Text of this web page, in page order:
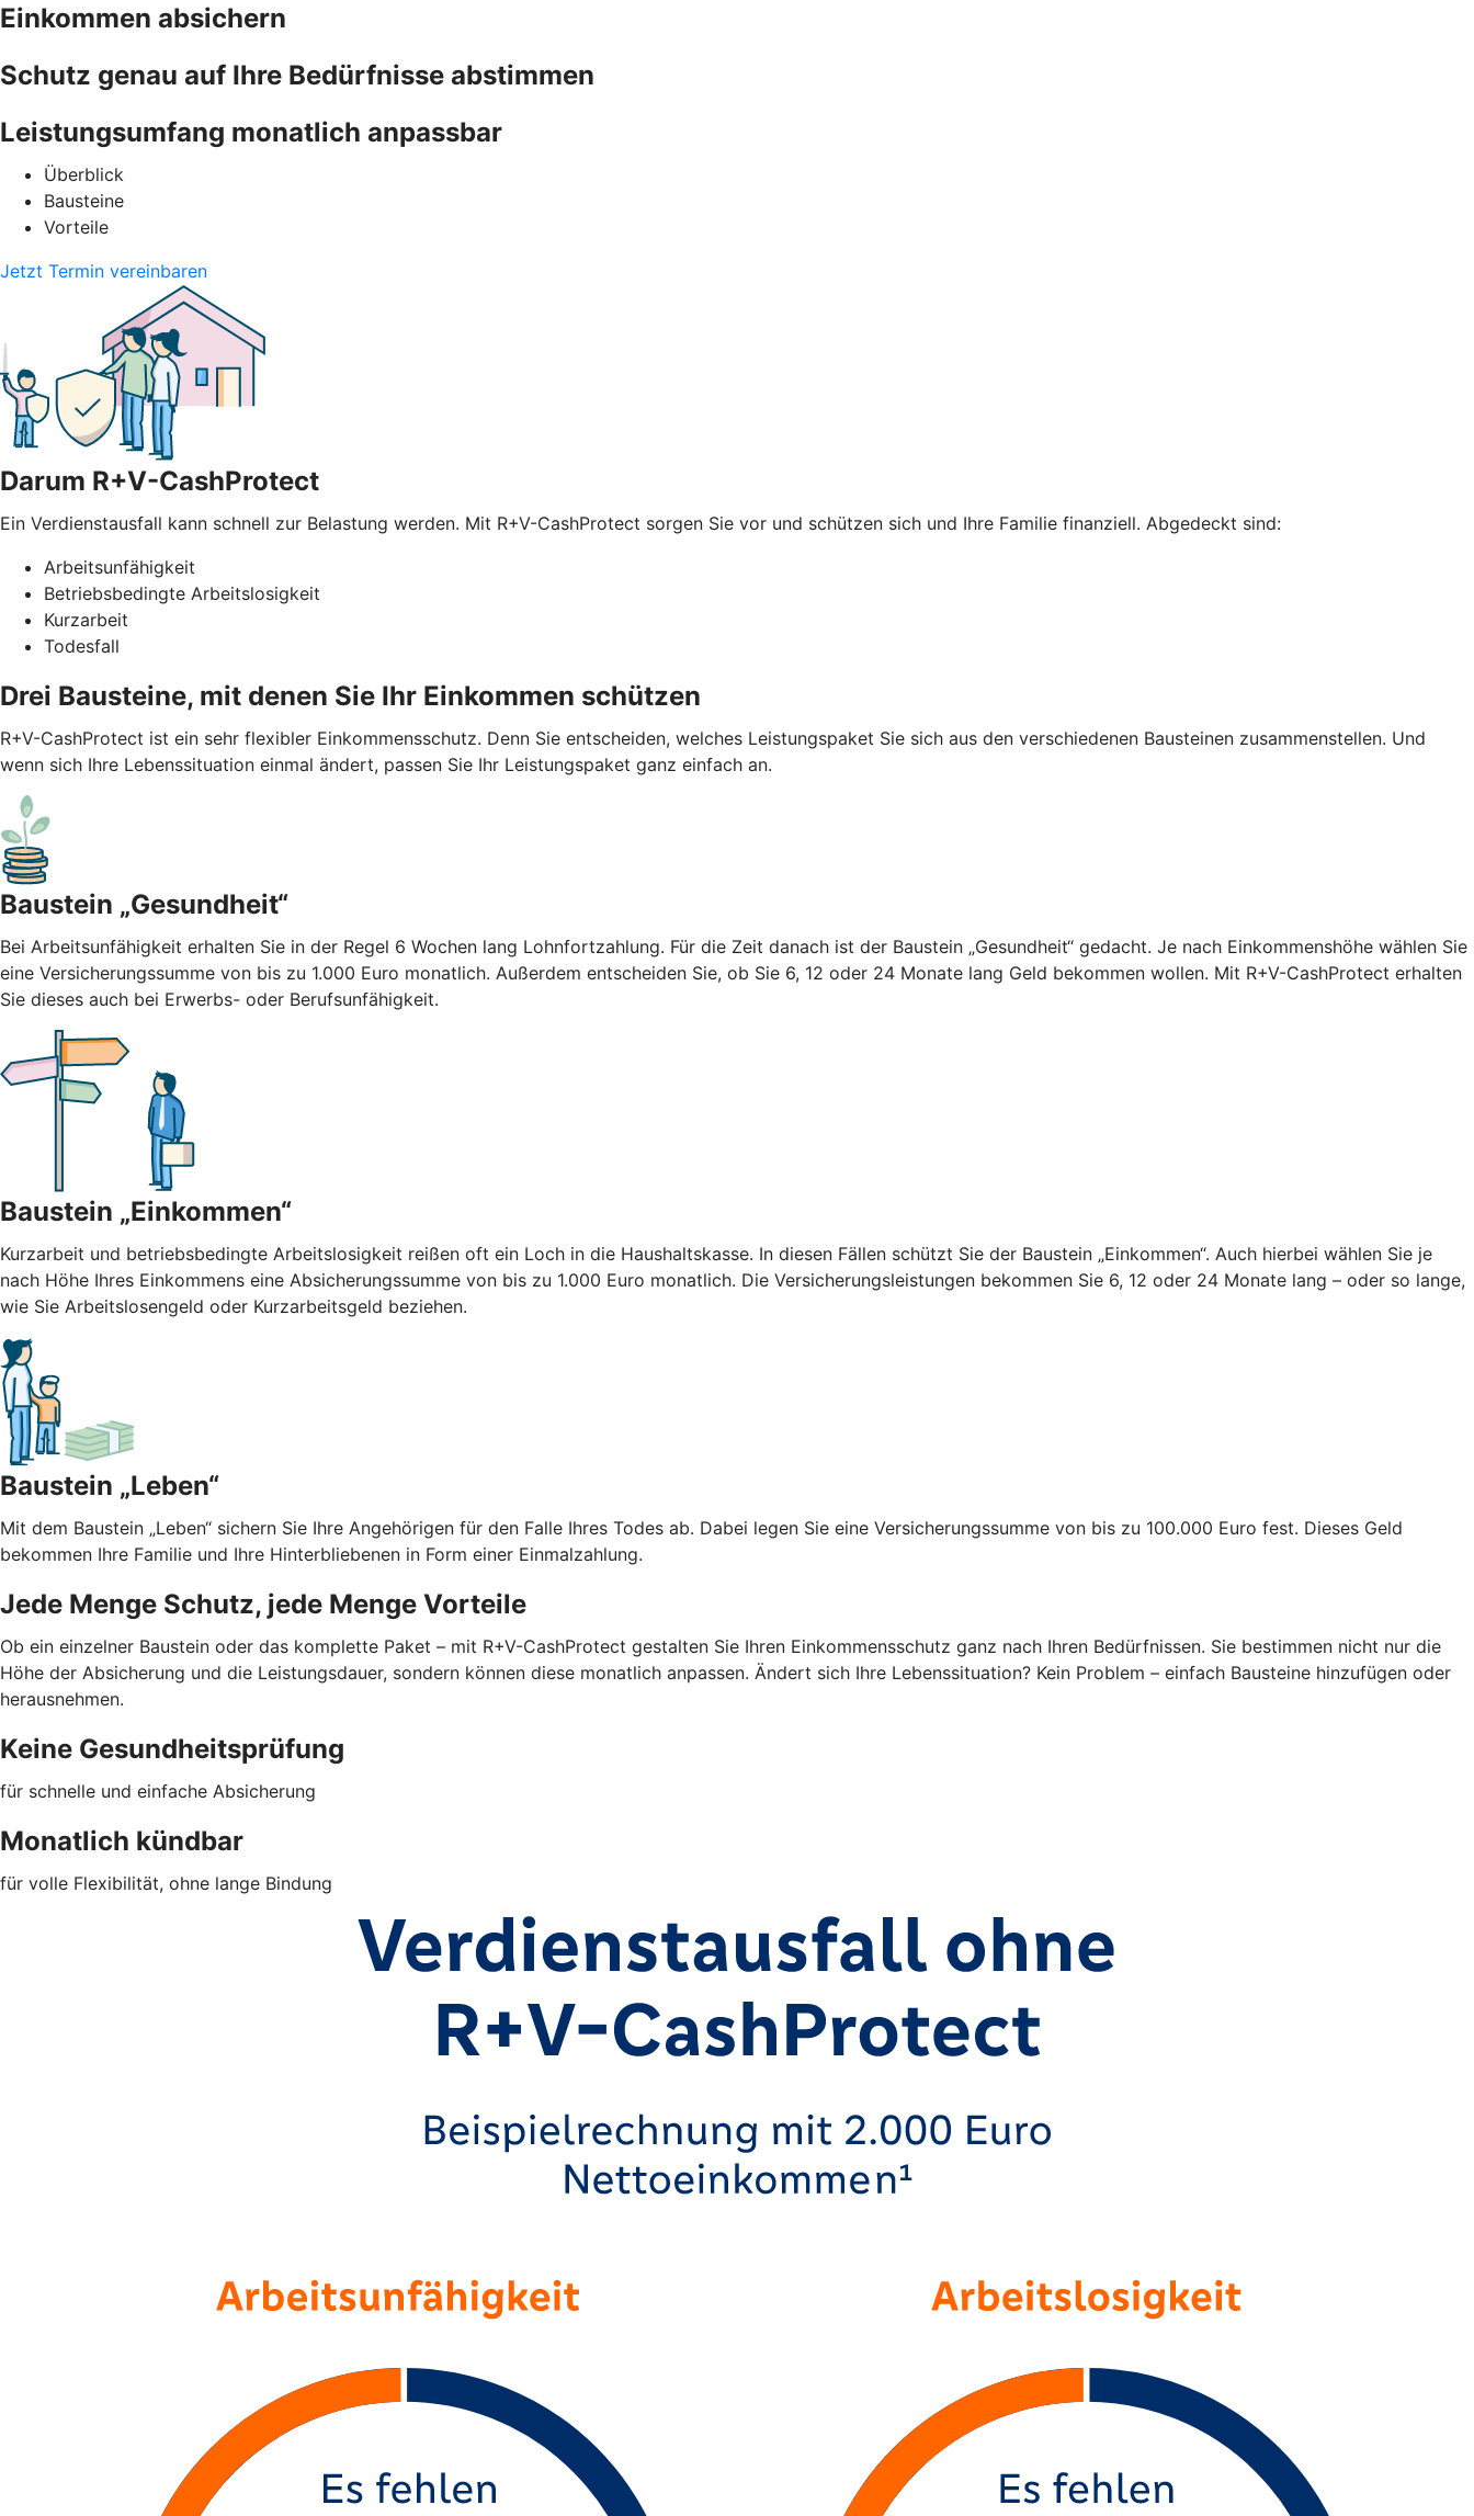
Einkommen absichern
Schutz genau auf Ihre Bedürfnisse abstimmen
Leistungsumfang monatlich anpassbar
Überblick
Bausteine
Vorteile
Jetzt Termin vereinbaren
Darum R+V-CashProtect
Ein Verdienstausfall kann schnell zur Belastung werden. Mit R+V-CashProtect sorgen Sie vor und schützen sich und Ihre Familie finanziell. Abgedeckt sind:
Arbeitsunfähigkeit
Betriebsbedingte Arbeitslosigkeit
Kurzarbeit
Todesfall
Drei Bausteine, mit denen Sie Ihr Einkommen schützen
R+V-CashProtect ist ein sehr flexibler Einkommensschutz. Denn Sie entscheiden, welches Leistungspaket Sie sich aus den verschiedenen Bausteinen zusammenstellen. Und
wenn sich Ihre Lebenssituation einmal ändert, passen Sie Ihr Leistungspaket ganz einfach an.
Baustein „Gesundheit“
Bei Arbeitsunfähigkeit erhalten Sie in der Regel 6 Wochen lang Lohnfortzahlung. Für die Zeit danach ist der Baustein „Gesundheit“ gedacht. Je nach Einkommenshöhe wählen Sie
eine Versicherungssumme von bis zu 1.000 Euro monatlich. Außerdem entscheiden Sie, ob Sie 6, 12 oder 24 Monate lang Geld bekommen wollen. Mit R+V-CashProtect erhalten
Sie dieses auch bei Erwerbs- oder Berufsunfähigkeit.
Baustein „Einkommen“
Kurzarbeit und betriebsbedingte Arbeitslosigkeit reißen oft ein Loch in die Haushaltskasse. In diesen Fällen schützt Sie der Baustein „Einkommen“. Auch hierbei wählen Sie je
nach Höhe Ihres Einkommens eine Absicherungssumme von bis zu 1.000 Euro monatlich. Die Versicherungsleistungen bekommen Sie 6, 12 oder 24 Monate lang – oder so lange,
wie Sie Arbeitslosengeld oder Kurzarbeitsgeld beziehen.
Baustein „Leben“
Mit dem Baustein „Leben“ sichern Sie Ihre Angehörigen für den Falle Ihres Todes ab. Dabei legen Sie eine Versicherungssumme von bis zu 100.000 Euro fest. Dieses Geld
bekommen Ihre Familie und Ihre Hinterbliebenen in Form einer Einmalzahlung.
Jede Menge Schutz, jede Menge Vorteile
Ob ein einzelner Baustein oder das komplette Paket – mit R+V-CashProtect gestalten Sie Ihren Einkommensschutz ganz nach Ihren Bedürfnissen. Sie bestimmen nicht nur die
Höhe der Absicherung und die Leistungsdauer, sondern können diese monatlich anpassen. Ändert sich Ihre Lebenssituation? Kein Problem – einfach Bausteine hinzufügen oder
herausnehmen.
Keine Gesundheitsprüfung
für schnelle und einfache Absicherung
Monatlich kündbar
für volle Flexibilität, ohne lange Bindung